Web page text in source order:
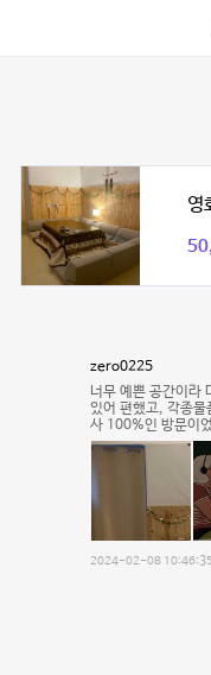
영
zero0225
너무 예쁜 공간이라
있어 편했고, 각종물
사 100%인 방문이
2024-02-08